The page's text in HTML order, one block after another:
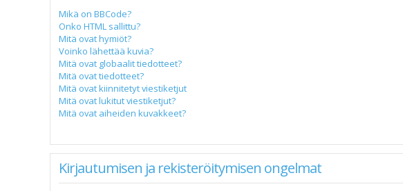
Mikä on BBCode?
Onko HTML sallittu?
Mitä ovat hymiöt?
Voinko lähettää kuvia?
Mitä ovat globaalit tiedotteet?
Mitä ovat tiedotteet?
Mitä ovat kiinnitetyt viestiketjut
Mitä ovat lukitut viestiketjut?
Mitä ovat aiheiden kuvakkeet?
Kirjautumisen ja rekisteröitymisen ongelmat